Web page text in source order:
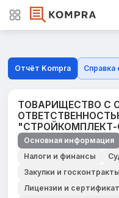
Отчёт Kompra Справка
ТОВАРИЩЕСТВО С
"СТРОЙКОМПЛЕКТ-
Основная информация
Налоги и финансы
Закупки и госконтракты
Лицензии и